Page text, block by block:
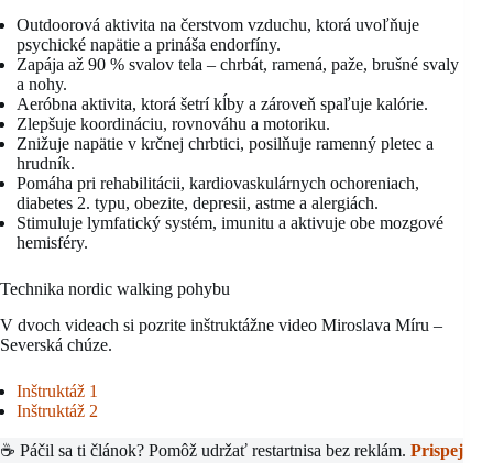
Outdoorová aktivita na čerstvom vzduchu, ktorá uvoľňuje
psychické napätie a prináša endorfíny.
Zapája až 90 % svalov tela – chrbát, ramená, paže, brušné svaly
a nohy.
Aeróbna aktivita, ktorá šetrí kĺby a zároveň spaľuje kalórie.
Zlepšuje koordináciu, rovnováhu a motoriku.
Znižuje napätie v krčnej chrbtici, posilňuje ramenný pletec a
hrudník.
Pomáha pri rehabilitácii, kardiovaskulárnych ochoreniach,
diabetes 2. typu, obezite, depresii, astme a alergiách.
Stimuluje lymfatický systém, imunitu a aktivuje obe mozgové
hemisféry.
Technika nordic walking pohybu
V dvoch videach si pozrite inštruktážne video Miroslava Míru –
Severská chúze.
Inštruktáž 1
Inštruktáž 2
☕ Páčil sa ti článok? Pomôž udržať restartnisa bez reklám. Prispej